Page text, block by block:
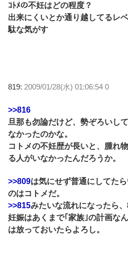
ｺﾄﾒの不妊はどの程度？
出来にくいとか通り越してるレ
駄な気がす
819: 2009/01/28(水) 01:06:54 0
>>816
旦那も勿論だけど、勢ぞろいし
なかったのかな。
コトメの不妊歴が長いと、腫れ
る人がいなかったんだろうか。
>>809は気にせず普通にしてた
のはコトメだ。
>>815みたいな流れになったら、
妊娠はあくまで｢家族｣の計画な
は放っておいたらよろし。